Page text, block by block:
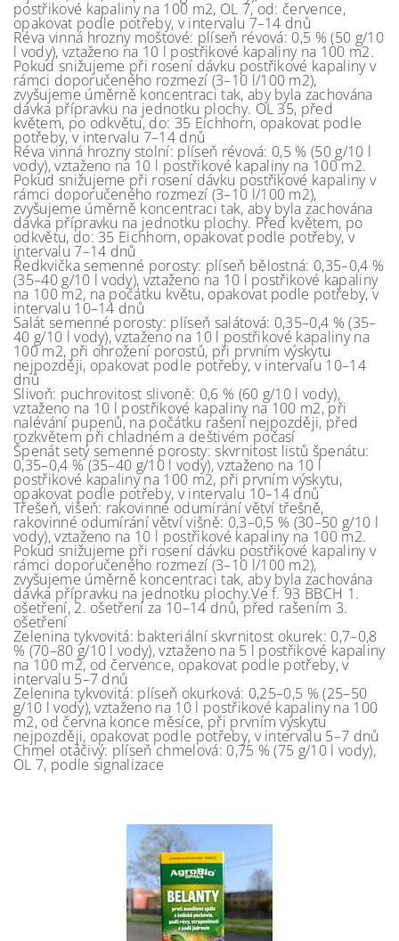
postřikové kapaliny na 100 m2, OL 7, od: července,
opakovat podle potřeby, v intervalu 7–14 dnů
Réva vinná hrozny moštové: plíseň révová: 0,5 % (50 g/10
l vody), vztaženo na 10 l postřikové kapaliny na 100 m2.
Pokud snižujeme při rosení dávku postřikové kapaliny v
rámci doporučeného rozmezí (3–10 l/100 m2),
zvyšujeme úměrně koncentraci tak, aby byla zachována
dávka přípravku na jednotku plochy. OL 35, před
květem, po odkvětu, do: 35 Eichhorn, opakovat podle
potřeby, v intervalu 7–14 dnů
Réva vinná hrozny stolní: plíseň révová: 0,5 % (50 g/10 l
vody), vztaženo na 10 l postřikové kapaliny na 100 m2.
Pokud snižujeme při rosení dávku postřikové kapaliny v
rámci doporučeného rozmezí (3–10 l/100 m2),
zvyšujeme úměrně koncentraci tak, aby byla zachována
dávka přípravku na jednotku plochy. Před květem, po
odkvětu, do: 35 Eichhorn, opakovat podle potřeby, v
intervalu 7–14 dnů
Ředkvička semenné porosty: plíseň bělostná: 0,35–0,4 %
(35–40 g/10 l vody), vztaženo na 10 l postřikové kapaliny
na 100 m2, na počátku květu, opakovat podle potřeby, v
intervalu 10–14 dnů
Salát semenné porosty: plíseň salátová: 0,35–0,4 % (35–
40 g/10 l vody), vztaženo na 10 l postřikové kapaliny na
100 m2, při ohrožení porostů, při prvním výskytu
nejpozději, opakovat podle potřeby, v intervalu 10–14
dnů
Slivoň: puchrovitost slivoně: 0,6 % (60 g/10 l vody),
vztaženo na 10 l postřikové kapaliny na 100 m2, při
nalévání pupenů, na počátku rašení nejpozději, před
rozkvětem při chladném a deštivém počasí
Špenát setý semenné porosty: skvrnitost listů špenátu:
0,35–0,4 % (35–40 g/10 l vody), vztaženo na 10 l
postřikové kapaliny na 100 m2, při prvním výskytu,
opakovat podle potřeby, v intervalu 10–14 dnů
Třešeň, višeň: rakovinné odumírání větví třešně,
rakovinné odumírání větví višně: 0,3–0,5 % (30–50 g/10 l
vody), vztaženo na 10 l postřikové kapaliny na 100 m2.
Pokud snižujeme při rosení dávku postřikové kapaliny v
rámci doporučeného rozmezí (3–10 l/100 m2),
zvyšujeme úměrně koncentraci tak, aby byla zachována
dávka přípravku na jednotku plochy.Ve f. 93 BBCH 1.
ošetření, 2. ošetření za 10–14 dnů, před rašením 3.
ošetření
Zelenina tykvovitá: bakteriální skvrnitost okurek: 0,7–0,8
% (70–80 g/10 l vody), vztaženo na 5 l postřikové kapaliny
na 100 m2, od července, opakovat podle potřeby, v
intervalu 5–7 dnů
Zelenina tykvovitá: plíseň okurková: 0,25–0,5 % (25–50
g/10 l vody), vztaženo na 10 l postřikové kapaliny na 100
m2, od června konce měsíce, při prvním výskytu
nejpozději, opakovat podle potřeby, v intervalu 5–7 dnů
Chmel otáčivý: plíseň chmelová: 0,75 % (75 g/10 l vody),
OL 7, podle signalizace